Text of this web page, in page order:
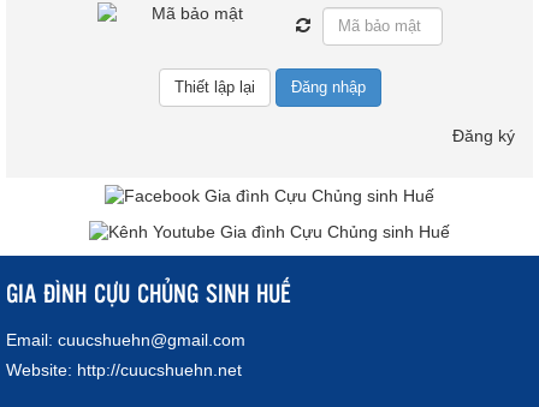
Đăng nhập
Đăng ký
GIA ĐÌNH CỰU CHỦNG SINH HUẾ
Email: cuucshuehn@gmail.com
Website: http://cuucshuehn.net